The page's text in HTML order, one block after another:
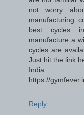
not worry
manufacturing
best cycles
manufacture a
cycles are
Just hit the link
India.
https://
Reply